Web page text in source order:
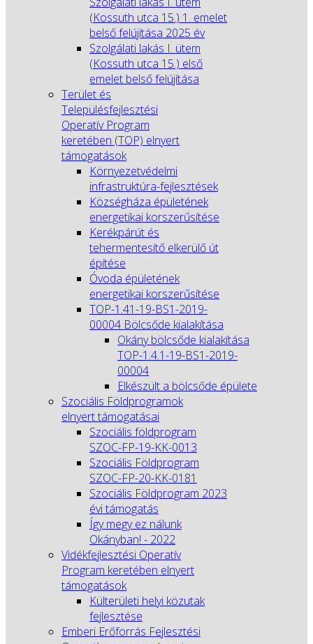
(Kossuth utca 15.) 1. emelet
belső felújítása 2025 év
Szolgálati lakás I. ütem
(Kossuth utca 15.) első
emelet belső felújítása
Terület és
Településfejlesztési
Operatív Program
keretében (TOP) elnyert
támogatások
Környezetvédelmi
infrastruktúra-fejlesztések
Községháza épületének
energetikai korszerűsítése
Kerékpárút és
tehermentesítő elkerülő út
építése
Óvoda épületének
energetikai korszerűsítése
TOP-1.41-19-BS1-2019-
00004 Bölcsőde kialakítása
Okány bölcsőde kialakítása
TOP-1.4.1-19-BS1-2019-
00004
Elkészült a bölcsőde épülete
Szociális Földprogramok
elnyert támogatásai
Szociális földprogram
SZOC-FP-19-KK-0013
Szociális Földprogram
SZOC-FP-20-KK-0181
Szociális Földprogram 2023
évi támogatás
Így megy ez nálunk
Okányban! - 2022
Vidékfejlesztési Operatív
Program keretében elnyert
támogatások
Külterületi helyi közutak
fejlesztése
Emberi Erőforrás Fejlesztési